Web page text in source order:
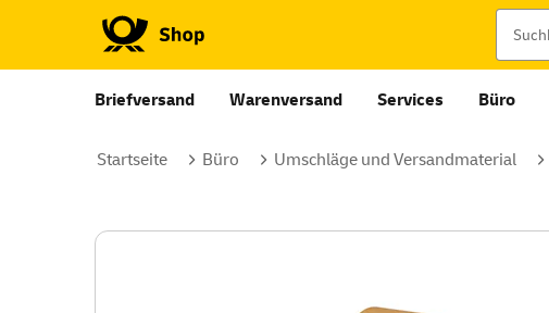
Briefversand Warenversand Services Büro
Startseite Büro Umschläge und Versandmaterial